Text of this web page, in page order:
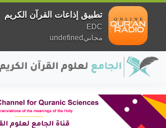
تطبيق إذاعات القرآن الكريم
EDC
مجانيundefined